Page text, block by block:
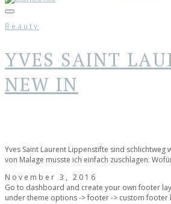
Beauty
YVES SAINT
NEW IN
Yves Saint Laurent Lippenstifte sind schlichtweg
von Malage musste ich einfach zuschlagen.
November 3, 2016
Go to dashboard and create your own footer
under theme options -> footer -> custom footer